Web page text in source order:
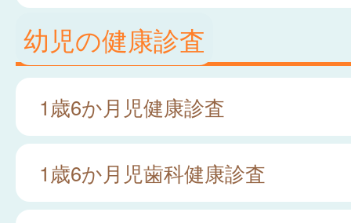
幼児の健康診査
1歳6か月児健康診査
1歳6か月児歯科健康診査